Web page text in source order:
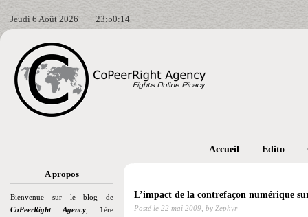
Jeudi 6 Août 2026 23:50:15
A propos
Bienvenue sur le blog de
CoPeerRight Agency , 1ère
Accueil Edito
L’impact de la contrefaçon numérique
Posté le 22 mai 2009, by Zephyr